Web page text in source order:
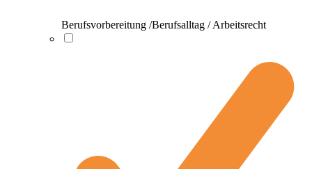
Berufsvorbereitung /Berufsalltag / Arbeitsrecht